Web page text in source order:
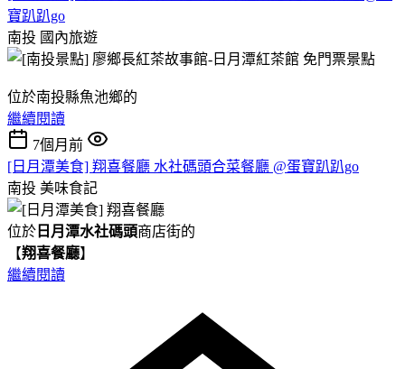
寶趴趴go
南投 國內旅遊
位於南投縣魚池鄉的
繼續閱讀
7個月前
[日月潭美食] 翔喜餐廳 水社碼頭合菜餐廳 @蛋寶趴趴go
南投 美味食記
位於 日月潭水社碼頭商店街的
【翔喜餐廳】
繼續閱讀